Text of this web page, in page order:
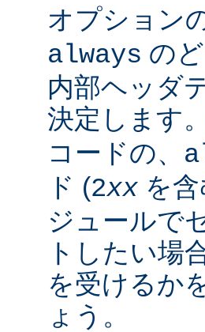
オプション
always の
内部ヘッダ
決定します。
コードの、
ド (2xx を
ジュールで
トしたい場
を受けるか
ょう。